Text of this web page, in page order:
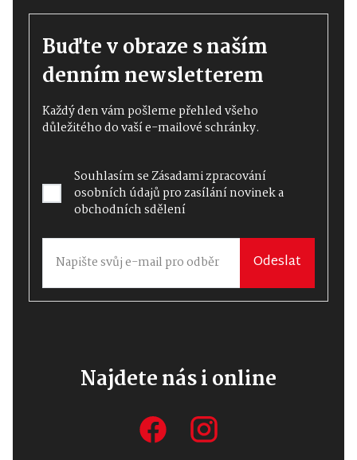
Buďte v obraze s naším
denním newsletterem
Každý den vám pošleme přehled všeho
důležitého do vaší e-mailové schránky.
Souhlasím seZásadami zpracování
osobních údajůpro zasílání novinek a
obchodních sdělení
Odeslat
Najdete nás i online